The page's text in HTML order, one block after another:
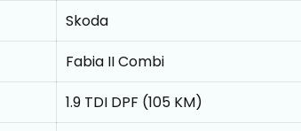
Skoda
Fabia II Combi
1.9 TDI DPF (105 KM)